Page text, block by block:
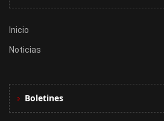
Inicio
Noticias
Boletines